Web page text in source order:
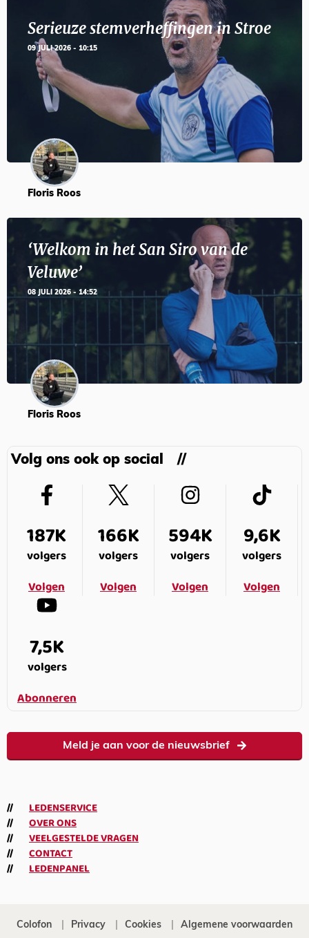
Serieuze stemverheffingen in Stroe
09 JULI 2026 - 10:15
Floris Roos
‘Welkom in het San Siro van de
Veluwe’
08 JULI 2026 - 14:52
Floris Roos
Volg ons ook op social
187K
volgers
Volgen
166K
volgers
Volgen
594K
volgers
Volgen
9,6K
volgers
Volgen
7,5K
volgers
Abonneren
Meld je aan voor de nieuwsbrief
LEDENSERVICE
OVER ONS
VEELGESTELDE VRAGEN
CONTACT
LEDENPANEL
Colofon Privacy Cookies Algemene voorwaarden